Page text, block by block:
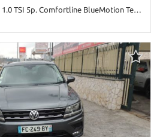
1.0 TSI 5p. Comfortline BlueMotion Technology
(5) • Nero metallizzato • 5 Porte •
• Airbag Passeggero • Airbag
Alzacristalli elettrici • Autoradio •
• Climatizzatore • Climatizzatore
trazione • Cronologia tagliandi •
• Frenata d'emergenza assistita
• Luci diurne • MP3 • Pacchetto
satellitare • Specchietti
Automatico • USB